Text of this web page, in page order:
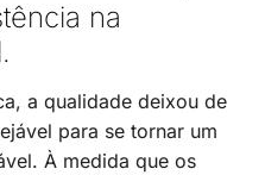
na
a qualidade deixou de
para se tornar um
À medida que os